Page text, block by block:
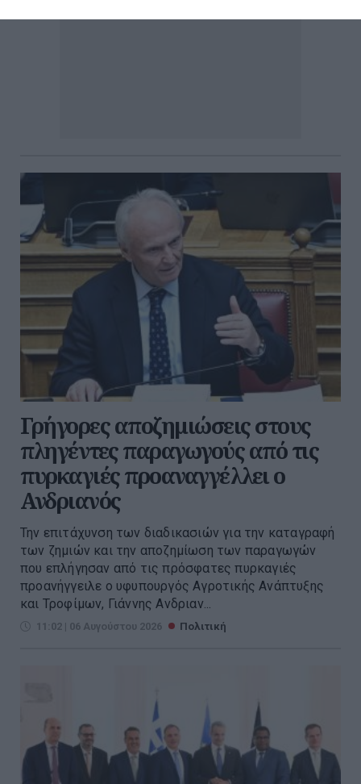
Γρήγορες αποζημιώσεις στους
πληγέντες παραγωγούς από τις
πυρκαγιές προαναγγέλλει ο
Ανδριανός
Την επιτάχυνση των διαδικασιών για την καταγραφή
των ζημιών και την αποζημίωση των παραγωγών
που επλήγησαν από τις πρόσφατες πυρκαγιές
προανήγγειλε ο υφυπουργός Αγροτικής Ανάπτυξης
και Τροφίμων, Γιάννης Ανδριαν...
11:02 | 06 Αυγούστου 2026 Πολιτική